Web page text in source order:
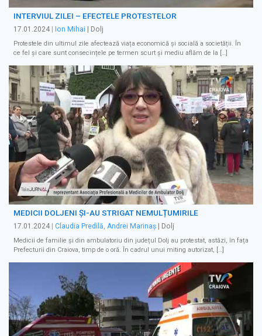
INTERVIUL ZILEI – EFECTELE PROTESTELOR
17.01.2024 Ion Mihai | Dolj
Protestele din ultimul zile afectează viața economică și socială a societății. În
ce fel și care sunt consecințele pe termen scurt și mediu aflăm de la […]
MEDICII DOLJENI ȘI-AU STRIGAT NEMULȚUMIRILE
17.01.2024 | Claudia Predilă, Andrei Marinaș | Dolj
Medicii de familie și din ambulatoriu din județul Dolj au protestat, astăzi, în fața
Prefecturii din Craiova, timp de o oră. În cadrul unui miting autorizat, […]